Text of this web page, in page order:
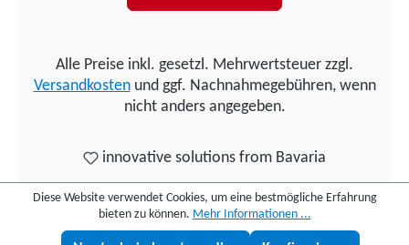
Alle Preise inkl. gesetzl. Mehrwertsteuer zzgl.
Versandkostenund ggf. Nachnahmegebühren, wenn
nicht anders angegeben.
innovative solutions from Bavaria
Diese Website verwendet Cookies, um eine bestmögliche Erfahrung
bieten zu können. Mehr Informationen ...